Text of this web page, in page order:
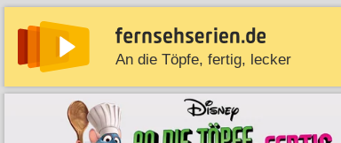
An die Töpfe, fertig, lecker
News Entdecken Streaming TV-Starts